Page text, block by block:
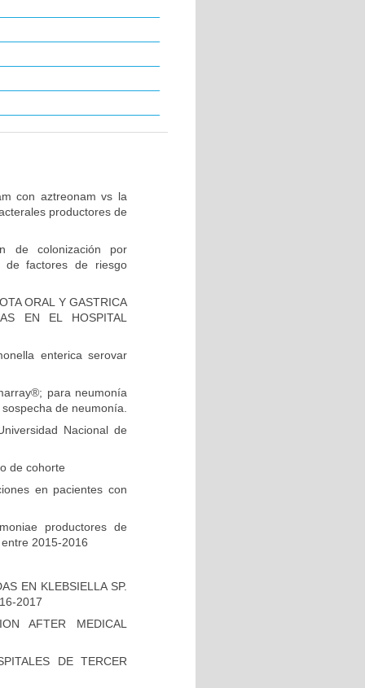
con aztreonam vs la
productores de
de colonización por
de factores de riesgo
ORAL Y GASTRICA
EN EL HOSPITAL
enterica serovar
para neumonía
de neumonía.
Nacional de
de cohorte
en pacientes con
productores de
2015-2016
EN KLEBSIELLA SP.
2017
AFTER MEDICAL
DE TERCER